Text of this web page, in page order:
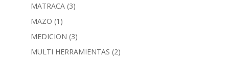
MATRACA (3)
MAZO (1)
MEDICION (3)
MULTI HERRAMIENTAS (2)